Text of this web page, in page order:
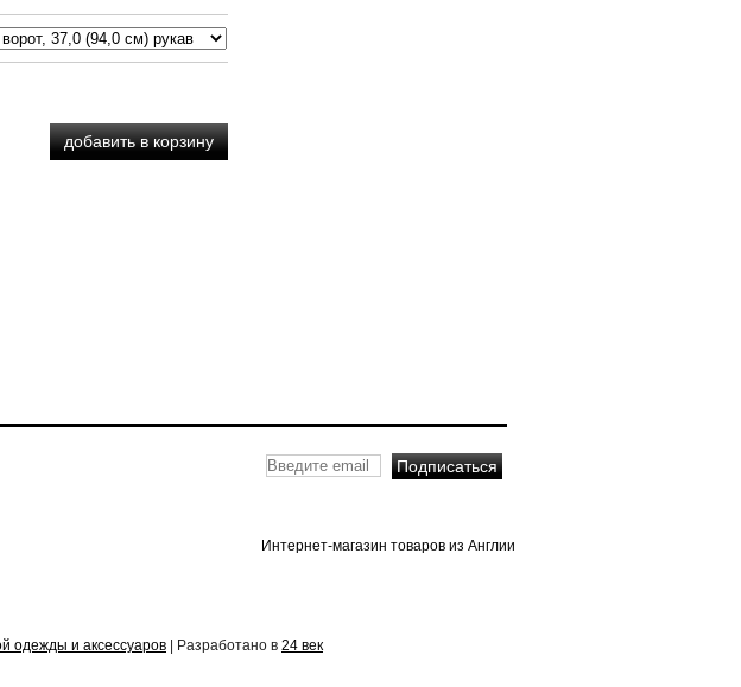
Интернет-магазин товаров из Англии
одежды и аксессуаров | Разработано в 24 век